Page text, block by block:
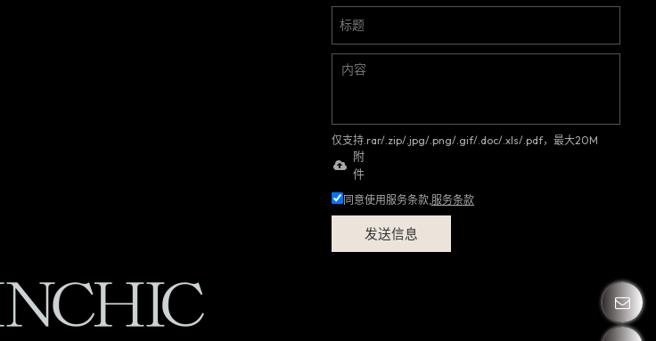
仅支持.rar/.zip/.jpg/.png/.gif/.doc/.xls/.pdf，最大20M
附
件
同意使用服务条款,服务条款
发送信息